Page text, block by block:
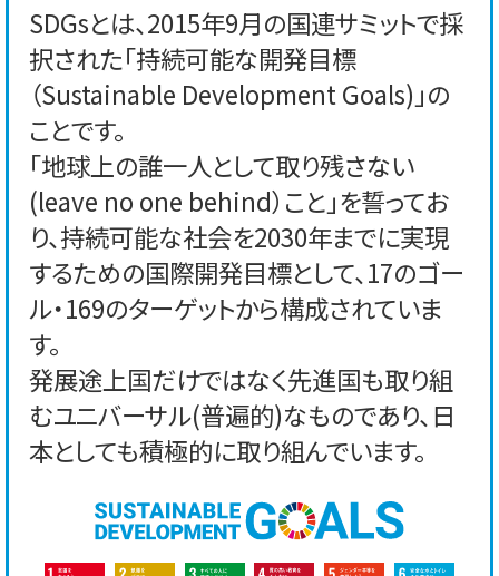
SDGsとは、2015年9月の国連サミットで採
択された「持続可能な開発目標
（Sustainable Development Goals)」の
ことです。
「地球上の誰一人として取り残さない
(leave no one behind）こと」を誓ってお
り、持続可能な社会を2030年までに実現
するための国際開発目標として、17のゴー
ル・169のターゲットから構成されていま
す。
発展途上国だけではなく先進国も取り組
むユニバーサル(普遍的)なものであり、日
本としても積極的に取り組んでいます。